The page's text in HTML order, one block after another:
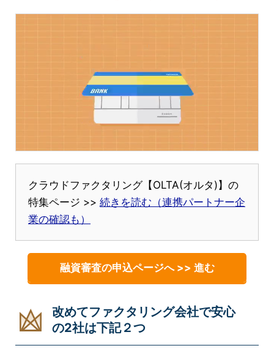
クラウドファクタリング【OLTA(オルタ)】の
特集ページ >> 続きを読む（連携パートナー企
業の確認も）
融資審査の申込ページへ >> 進む
改めてファクタリング会社で安心
の2社は下記２つ